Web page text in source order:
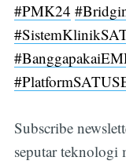
#PMK24
Subscribe
seputar teknologi